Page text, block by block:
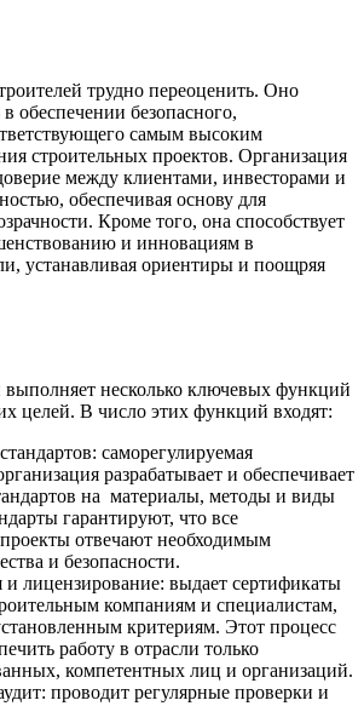
трудно переоценить. Оно
обеспечении безопасного,
самым высоким
строительных проектов. Организация
между клиентами, инвесторами и
обеспечивая основу для
Кроме того, она способствует
и инновациям в
устанавливая ориентиры и поощряя
несколько ключевых функций
целей. В число этих функций входят:
саморегулируемая
разрабатывает и обеспечивает
на материалы, методы и виды
гарантируют, что все
отвечают необходимым
и безопасности.
лицензирование: выдает сертификаты
компаниям и специалистам,
критериям. Этот процесс
работу в отрасли только
компетентных лиц и организаций.
проводит регулярные проверки и